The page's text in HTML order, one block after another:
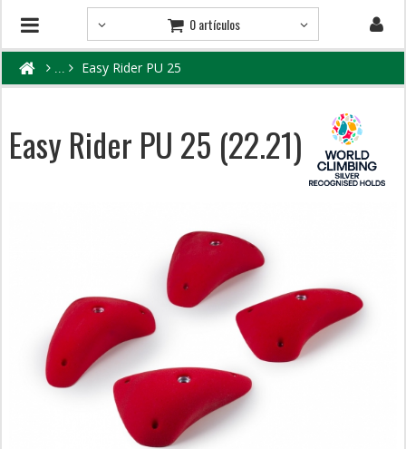
0 artículos
Easy Rider PU 25
Easy Rider PU 25 (22.21)